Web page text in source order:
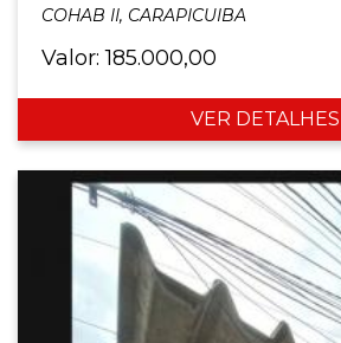
COHAB II, CARAPICUIBA
Valor: 185.000,00
VER DETALHES